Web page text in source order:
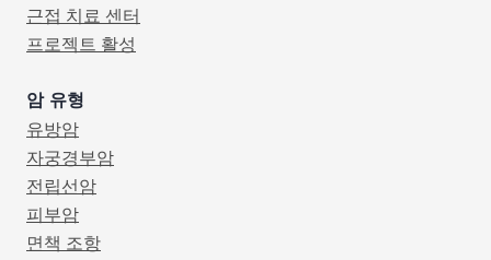
근접 치료 센터
프로젝트 활성
암 유형
유방암
자궁경부암
전립선암
피부암
면책 조항